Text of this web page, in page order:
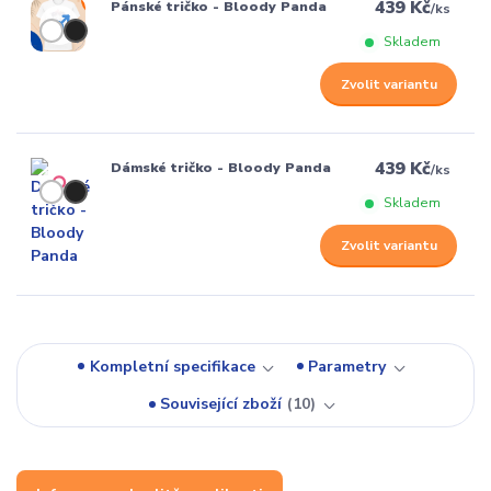
Pánské tričko - Bloody Panda 439 Kč/ks
Skladem
Zvolit variantu
Dámské tričko - Bloody Panda 439 Kč/ks
Skladem
Zvolit variantu
Kompletní specifikace
Parametry
Související zboží
10